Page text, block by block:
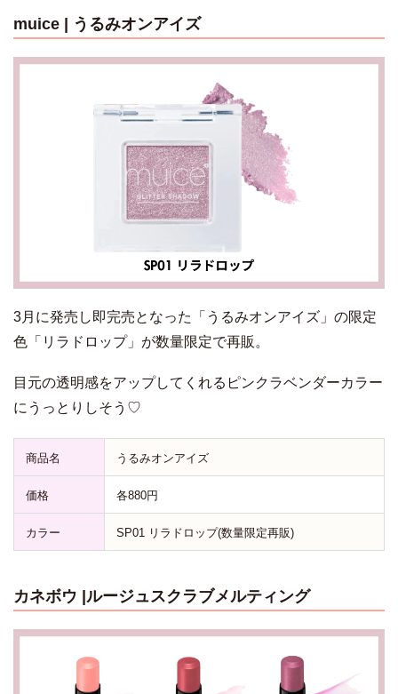
muice | うるみオンアイズ
3月に発売し即完売となった「うるみオンアイズ」の限定
色「リラドロップ」が数量限定で再販。
目元の透明感をアップしてくれるピンクラベンダーカラー
にうっとりしそう♡
商品名 うるみオンアイズ
価格 各880円
カラー SP01 リラドロップ(数量限定再販)
カネボウ |ルージュスクラブメルティング